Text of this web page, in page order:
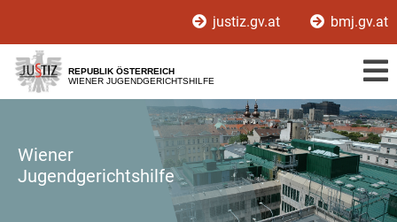
[1]
[2]
[3]
justiz.gv.at bmj.gv.at
REPUBLIK ÖSTERREICH
WIENER JUGENDGERICHTSHILFE
Wiener
Jugendgerichtshilfe